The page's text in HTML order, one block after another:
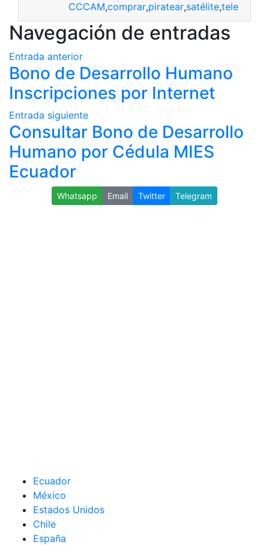
CCCAM,comprar,piratear,satélite,tele
Navegación de entradas
Entrada anterior
Bono de Desarrollo Humano
Inscripciones por Internet
Entrada siguiente
Consultar Bono de Desarrollo
Humano por Cédula MIES
Ecuador
Whatsapp Email Twitter Telegram
Ecuador
México
Estados Unidos
Chile
España